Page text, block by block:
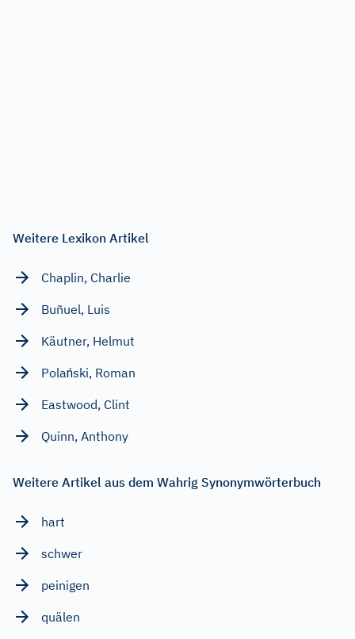
Weitere Lexikon Artikel
Chaplin, Charlie
Buñuel, Luis
Käutner, Helmut
Polański, Roman
Eastwood, Clint
Quinn, Anthony
Weitere Artikel aus dem Wahrig Synonymwörterbuch
hart
schwer
peinigen
quälen